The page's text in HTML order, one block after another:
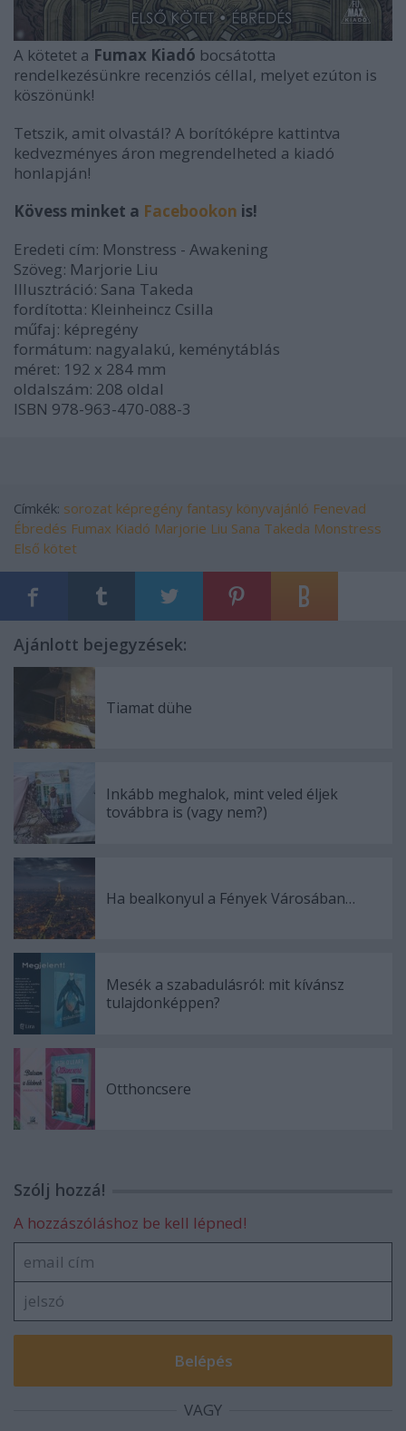
A kötetet a Fumax Kiadó bocsátotta
rendelkezésünkre recenziós céllal, melyet ezúton is
köszönünk!
Tetszik, amit olvastál? A borítóképre kattintva
kedvezményes áron megrendelheted a kiadó
honlapján!
Kövess minket a Facebookon is!
Eredeti cím: Monstress - Awakening
Szöveg: Marjorie Liu
Illusztráció: Sana Takeda
fordította: Kleinheincz Csilla
műfaj: képregény
formátum: nagyalakú, keménytáblás
méret: 192 x 284 mm
oldalszám: 208 oldal
ISBN 978-963-470-088-3
Címkék: sorozat képregény fantasy könyvajánló Fenevad
Ébredés Fumax Kiadó Marjorie Liu Sana Takeda Monstress
Első kötet
Ajánlott bejegyzések:
Tiamat dühe
Inkább meghalok, mint veled éljek
továbbra is (vagy nem?)
Ha bealkonyul a Fények Városában…
Mesék a szabadulásról: mit kívánsz
tulajdonképpen?
Otthoncsere
Szólj hozzá!
A hozzászóláshoz be kell lépned!
VAGY